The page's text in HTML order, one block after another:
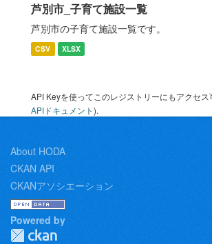
芦別市_子育て施設一覧
芦別市の子育て施設一覧です。
CSV XLSX
API Keyを使ってこのレジストリーにもアクセス
APIドキュメント).
About HODA
CKAN API
CKANアソシエーション
Powered by